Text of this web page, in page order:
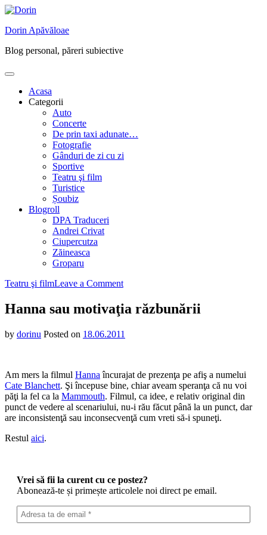
Skip
content
Dorin Apăvăloae
Blog personal, păreri subiective
Acasa
Categorii
Auto
Concerte
De prin taxi adunate…
Fotografie
Gânduri de zi cu zi
Sportive
Teatru şi film
Turistice
Șoubiz
Blogroll
DPA Traduceri
Andrei Crivat
Ciupercutza
Zăineasca
Groparu
Teatru şi filmLeave a Commenton
sau
motivaţia
Hanna sau motivaţia răzbunării
by dorinu Posted on 18.06.2011
Am mers la filmul Hanna încurajat de prezenţa pe afiş a numelui
Cate Blanchett. Şi începuse bine, chiar aveam speranţa că nu voi
păţi la fel ca la Mammouth. Filmul, ca idee, e relativ original din
punct de vedere al scenariului, nu-i rău făcut până la un punct, dar
are inconsistenţă sau inconsecvenţă cum vreti să-i spuneţi.
Restul aici.
Vrei să fii la curent cu ce postez?
Abonează-te și primește articolele noi direct pe email.